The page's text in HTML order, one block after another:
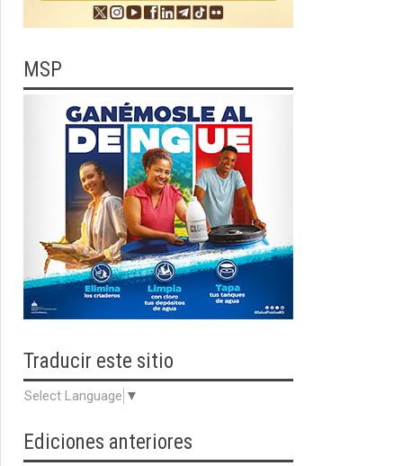
MSP
Traducir este sitio
Select Language ▼
Ediciones anteriores